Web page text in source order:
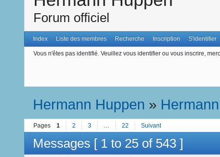
Forum officiel
Index Liste des membres Recherche Inscription S'identifier
Vous n'êtes pas identifié. Veuillez vous identifier ou vous inscrire,
Hermann Huppen » Hermann
Pages 1 2 3 22 Suivant
Messages [ 1 to 25 of 543 ]